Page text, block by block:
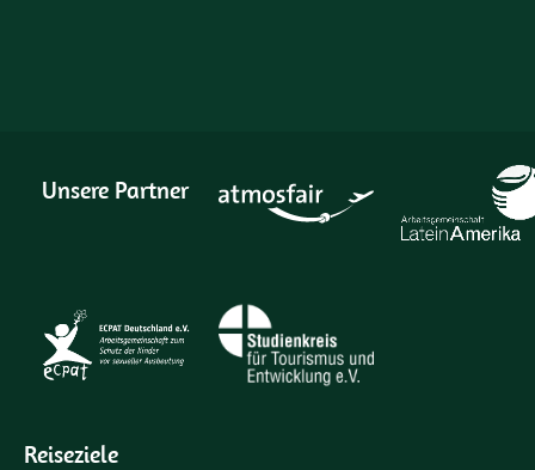
Unsere Partner
Reiseziele